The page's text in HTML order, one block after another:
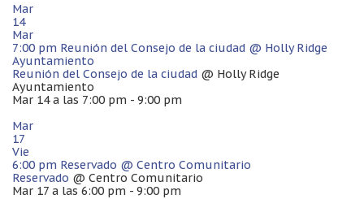
Mar
14
Mar
7:00 pm Reunión del Consejo de la ciudad @ Holly Ridge
Ayuntamiento
Reunión del Consejo de la ciudad @ Holly Ridge
Ayuntamiento
Mar 14 a las 7:00 pm - 9:00 pm
Mar
17
Vie
6:00 pm Reservado @ Centro Comunitario
Reservado @ Centro Comunitario
Mar 17 a las 6:00 pm - 9:00 pm